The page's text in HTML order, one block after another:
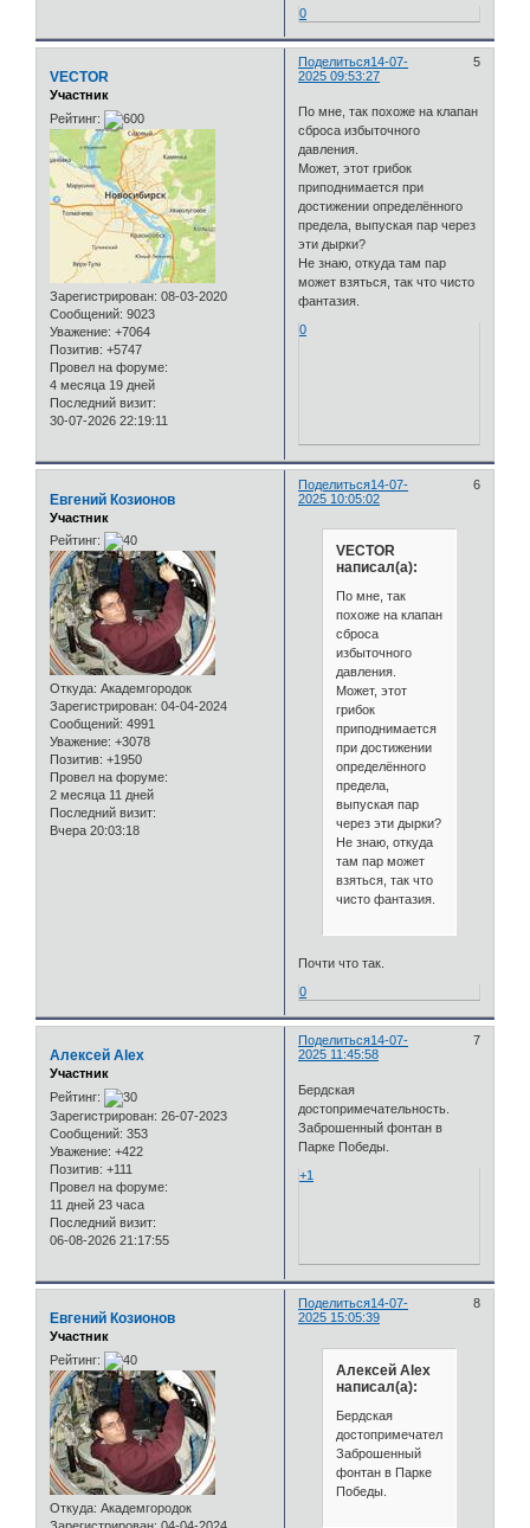
0
Поделиться 5
14-07-
2025 09:53:27
VECTOR
Участник
Рейтинг:
Зарегистрирован: 08-03-2020
Сообщений: 9023
Уважение: +7064
Позитив: +5747
Провел на форуме:
4 месяца 19 дней
Последний визит:
30-07-2026 22:19:11
По мне, так похоже на клапан
сброса избыточного
давления.
Может, этот грибок
приподнимается при
достижении определённого
предела, выпуская пар через
эти дырки?
Не знаю, откуда там пар
может взяться, так что чисто
фантазия.
0
Поделиться 6
14-07-
2025 10:05:02
Евгений Козионов
Участник
Рейтинг:
Откуда: Академгородок
Зарегистрирован: 04-04-2024
Сообщений: 4991
Уважение: +3078
Позитив: +1950
Провел на форуме:
2 месяца 11 дней
Последний визит:
Вчера 20:03:18
VECTOR
написал(а):
По мне, так
похоже на клапан
сброса
избыточного
давления.
Может, этот
грибок
приподнимается
при достижении
определённого
предела,
выпуская пар
через эти дырки?
Не знаю, откуда
там пар может
взяться, так что
чисто фантазия.
Почти что так.
0
Поделиться 7
14-07-
2025 11:45:58
Алексей Alex
Участник
Рейтинг:
Зарегистрирован: 26-07-2023
Сообщений: 353
Уважение: +422
Позитив: +111
Провел на форуме:
11 дней 23 часа
Последний визит:
06-08-2026 21:17:55
Бердская
достопримечательность.
Заброшенный фонтан в
Парке Победы.
+1
Поделиться 8
14-07-
2025 15:05:39
Евгений Козионов
Участник
Рейтинг:
Откуда: Академгородок
Алексей Alex
написал(а):
Бердская
достопримечательность.
Заброшенный
фонтан в Парке
Победы.